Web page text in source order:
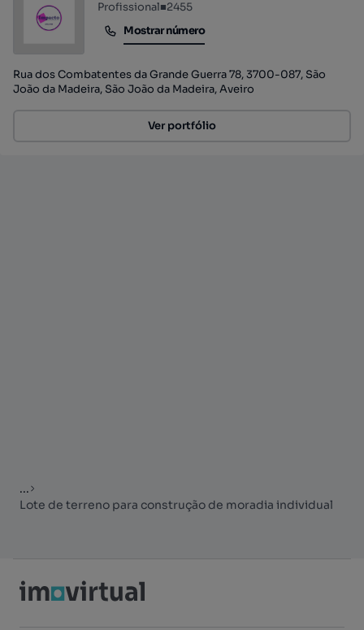
Profissional■2455
Mostrar número
Mostrar número
Rua dos Combatentes da Grande Guerra 78, 3700-087, São
João da Madeira, São João da Madeira, Aveiro
Ver portfólio
...
Lote de terreno para construção de moradia individual